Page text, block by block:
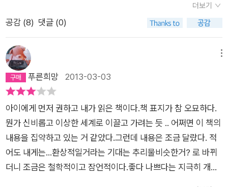
어나 속담, 경험담을 다양한 사건들을 통해 보여주고 싶었던 것
같다. 작가로서 체득한 시간 이론이나 개념을 녹여내려 한 점은
가상하나 그러한 것들이 서사에 제대로 녹아들지 못했다는 점이
이 작품의 단점으로 남는다. 김선영 작가는 그리스 신화의 태초신
인 우라노스(하늘)와 가이아(대지) 사이에서 태어난 티탄족의 막
내 아들 크로노스를 주변 모티프로 가져왔다. 크로노스는 그리
성기를 잘라버린 신으로 알려져 있다. 제우스의 아버지이기도 한
크로노스는 우라노스의 저주를 받아 아들 제우스에 의해 지하 세
계인 타르타로스에 갇히고 만다. 이 소설에서는 크로노스를 시간
을 관장하는 신으로 두어 '상점'의 대표 아이콘으로 사용했는데,
'시간'을 다룬다는 점에서 크로노스와 온조를 동일선 상에 놓은
단순한 사실을 보여주기 위함이었을 것이다. 하지만 졸다가 번쩍
눈을 뜬 순간처럼 얼떨떨한 기분이 오랜 여운으로 남았다. 일 분
서도 깨뜨려질 수 있었다. 그것은 용기이며 고정 관념을 향한 과
감한 도전이었다. 카이로스의 시간은 크로노스의 시간과 대비되
는 개념이다. 달리의 상상력은 바로 이 카이로스의 시간을 담고
그린 소설을 만났다. 소설 속 이야기를 따라가면서 <기억의 지속
>을 떠올렸다. 그림 속으로 빨려들어가 시계 아래에 묘사된 눈을
감고 있는 인간이 된 듯했다. 여기저기 널브러진 시계 안에는 내
주변에 있는 사람들과의 시간이 담겨있었다. 그들과의 시간을 천
천히 음미했다. 왜 이제야 이 소설을 만났을까 싶다가도 이제라도
더보기
공감 (8) 댓글 (0)
푸른희망 2013-03-03
아이에게 먼저 권하고 내가 읽은 책이다.책 표지가 참 오묘하다.
뭔가 신비롭고 이상한 세계로 이끌고 가려는 듯 .. 어쩌면 이 책의
내용을 집약하고 있는 거 같았다.그런데 내용은 조금 달랐다. 적
어도 내게는...환상적일거라는 기대는 추리물비슷한거? 로 바뀌
더니 조금은 철학적이고 잠언적이다.좋다 나쁘다는 지극히 개인